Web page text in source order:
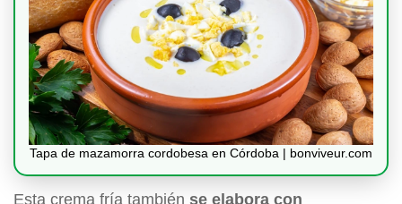
Tapa de mazamorra cordobesa en Córdoba | bonviveur.com
Esta crema fría también se elabora con